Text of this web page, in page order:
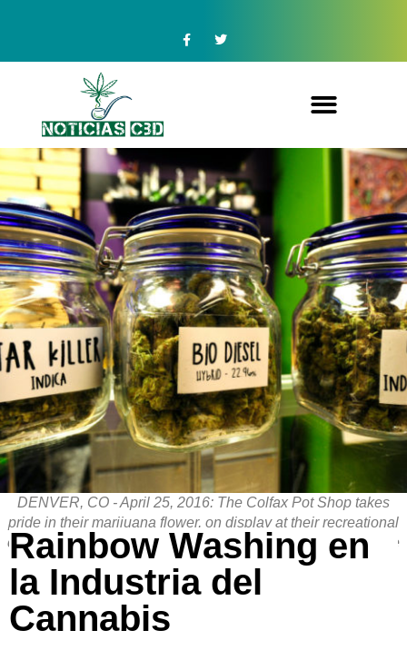
DENVER, CO - April 25, 2016: The Colfax Pot Shop takes
pride in their marijuana flower, on display at their recreational
cannabis shop on Colfax Ave in Denver, CO. (Photo by Vince
Chandler / The Denver Post)
Rainbow Washing en
la Industria del
Cannabis